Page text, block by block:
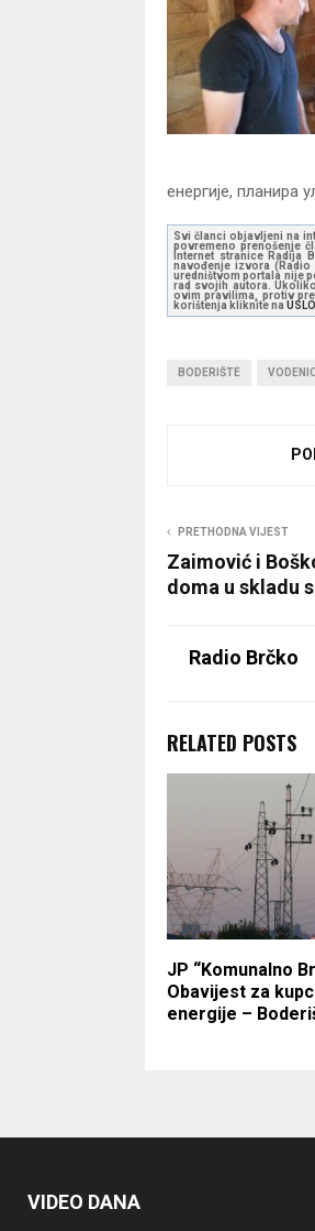
енергије, планира
Svi članci objavljeni na
povremeno prenošenje
Internet stranice Radija
navođenje izvora
uredništvom portala nije
rad svojih autora.
ovim pravilima, protiv
korištenja kliknite na
BODERIŠTE
PRETHODNA VIJEST
Zaimović i
doma u skladu
Radio Brčko
RELATED POSTS
JP “Komunalno
Obavijest za
energije –
VIDEO DANA